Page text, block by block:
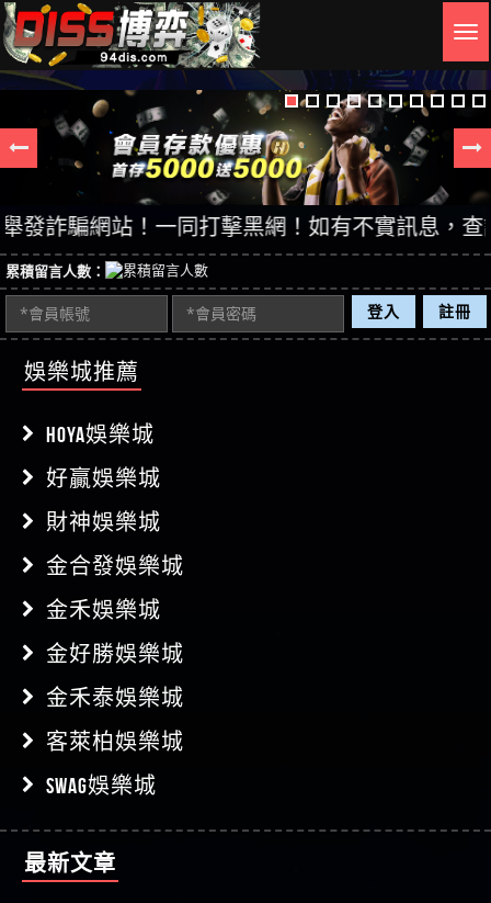
網站！一同打擊黑網！如有不實訊息，查證後
累積留言人數：
登入 註冊
娛樂城推薦
HOYA娛樂城
好贏娛樂城
財神娛樂城
金合發娛樂城
金禾娛樂城
金好勝娛樂城
金禾泰娛樂城
客萊柏娛樂城
SWAG娛樂城
最新文章
【其他問題】用理性數據指路，開啟你的高回報